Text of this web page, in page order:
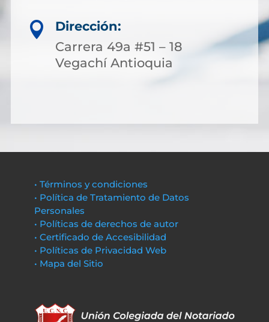

Dirección:
Carrera 49a #51 – 18
Vegachí Antioquia
• Términos y condiciones
• Política de Tratamiento de Datos
Personales
• Políticas de derechos de autor
• Certificado de Accesibilidad
• Políticas de Privacidad Web
• Mapa del Sitio